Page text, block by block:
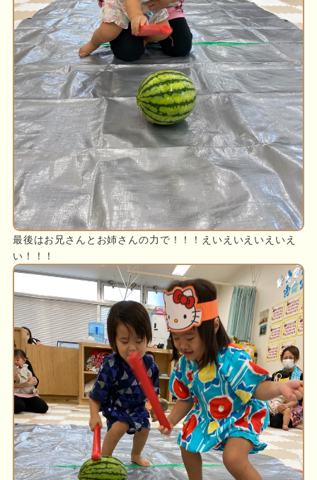
最後はお兄さんとお姉さんの力で！！！えいえいえいえいえ
い！！！